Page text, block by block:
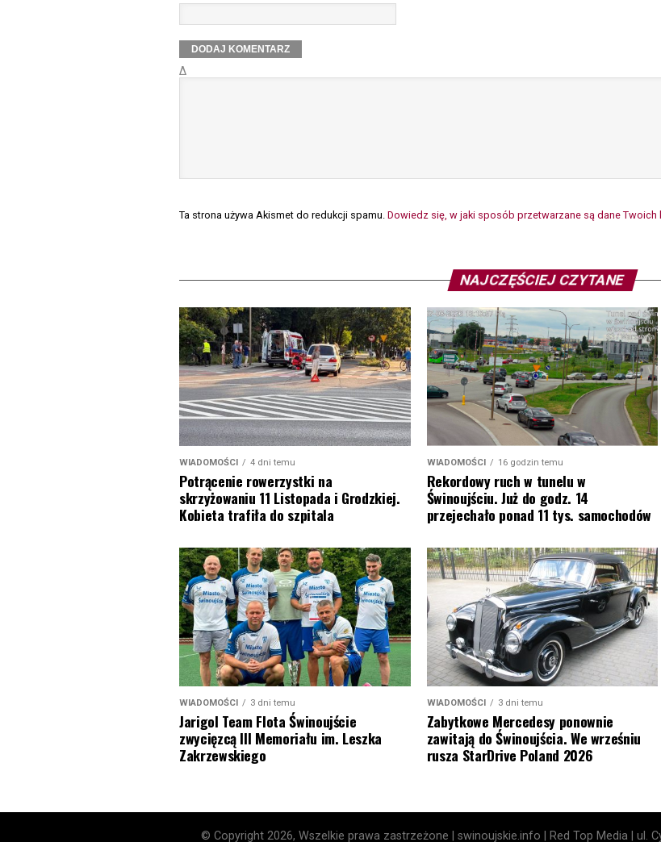
Δ
Ta strona używa Akismet do redukcji spamu. Dowiedz się, w jaki sposób przetwarzane są dane Twoich
NAJCZĘŚCIEJ CZYTANE
WIADOMOŚCI 4 dni temu
Potrącenie rowerzystki na
skrzyżowaniu 11 Listopada i Grodzkiej.
Kobieta trafiła do szpitala
WIADOMOŚCI 16 godzin temu
Rekordowy ruch w tunelu w
Świnoujściu. Już do godz. 14
przejechało ponad 11 tys. samochodów
WIADOMOŚCI 3 dni temu
Jarigol Team Flota Świnoujście
zwycięzcą III Memoriału im. Leszka
Zakrzewskiego
WIADOMOŚCI 3 dni temu
Zabytkowe Mercedesy ponownie
zawitają do Świnoujścia. We wrześniu
rusza StarDrive Poland 2026
© Copyright 2026, Wszelkie prawa zastrzeżone | swinoujskie.info | Red Top Media | ul.